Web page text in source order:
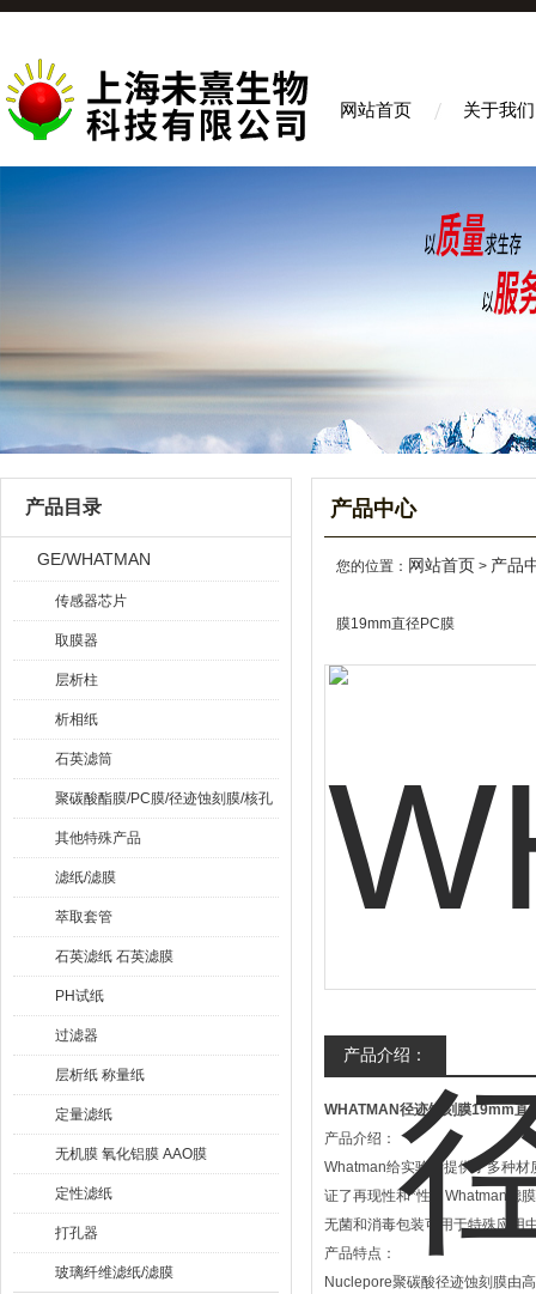
网站首页 关于我们
产品目录
GE/WHATMAN
传感器芯片
取膜器
层析柱
析相纸
石英滤筒
聚碳酸酯膜/PC膜/径迹蚀刻膜/核孔
膜
其他特殊产品
滤纸/滤膜
萃取套管
石英滤纸 石英滤膜
PH试纸
过滤器
层析纸 称量纸
定量滤纸
无机膜 氧化铝膜 AAO膜
定性滤纸
打孔器
玻璃纤维滤纸/滤膜
产品中心
您的位置： 网站首页 > 产品
膜19mm直径PC膜
产品介绍：
WHATMAN径迹蚀刻膜19mm直
产品介绍：
Whatman给实验者提供了多种
证了再现性和*性。Whatman滤
无菌和消毒包装可用于特殊应用
产品特点：
Nuclepore聚碳酸径迹蚀刻膜由